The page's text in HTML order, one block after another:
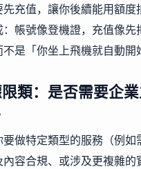
先充值，讓你後續能用額度
：帳號像登機證，充值像先
是「你坐上飛機就自動開
類：是否需要企
做特定類型的服務（例如
內容合規、或涉及更複雜的